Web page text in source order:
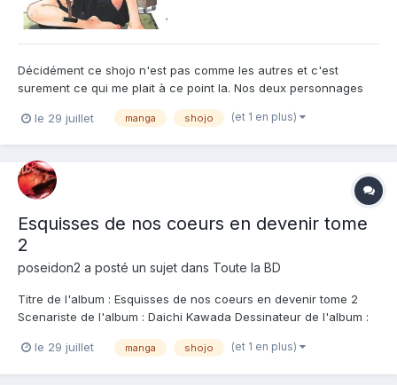
Décidément ce shojo n'est pas comme les autres et c'est
surement ce qui me plait à ce point la. Nos deux personnages
sont certes un peu marginaux, mais l'assume entièrement et ne
le 29 juillet manga shojo (et 1 en plus)
Esquisses de nos coeurs en devenir tome
2
poseidon2 a posté un sujet dans Toute la BD
Titre de l'album : Esquisses de nos coeurs en devenir tome 2
Scenariste de l'album : Daichi Kawada Dessinateur de l'album :
Résumé de l'album : Shintarô, qui voudrait entrer à l’académie
le 29 juillet manga shojo (et 1 en plus)